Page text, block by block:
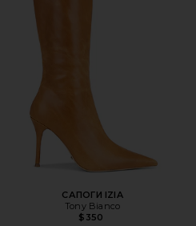
САПОГИ IZIA
Tony Bianco
$350